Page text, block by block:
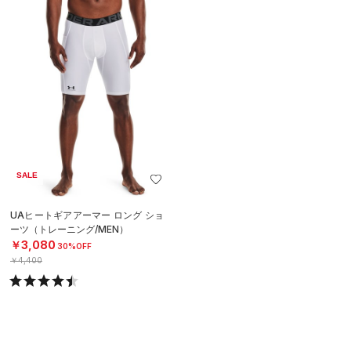
SALE
UAヒートギアアーマー ロング ショ
ーツ（トレーニング/MEN）
￥3,080 30%OFF
￥4,400